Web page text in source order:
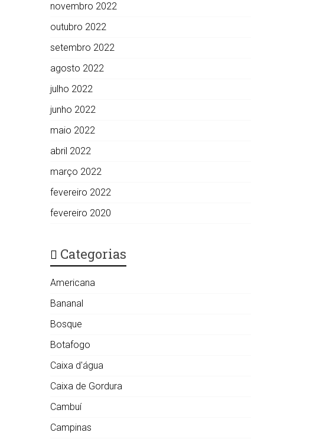
novembro 2022
outubro 2022
setembro 2022
agosto 2022
julho 2022
junho 2022
maio 2022
abril 2022
março 2022
fevereiro 2022
fevereiro 2020
Categorias
Americana
Bananal
Bosque
Botafogo
Caixa d'água
Caixa de Gordura
Cambuí
Campinas